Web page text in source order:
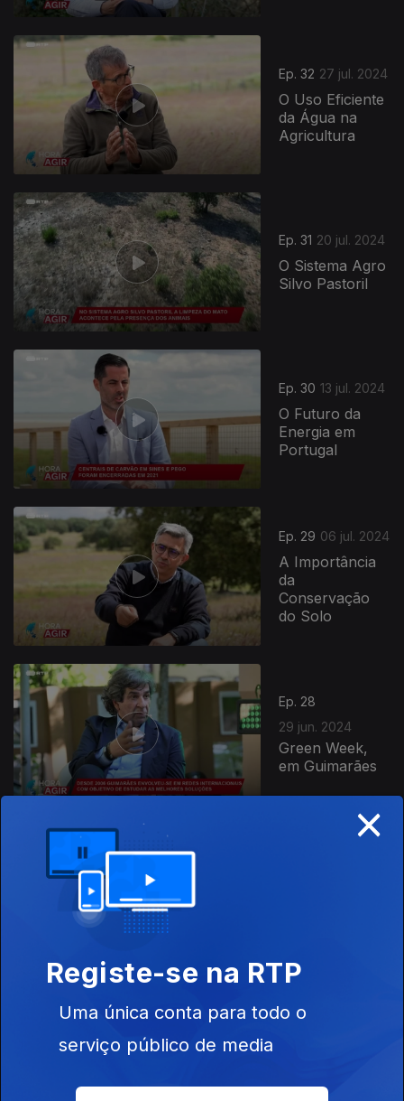
Ep. 32 27 jul. 2024
O Uso Eficiente
da Água na
Agricultura
Ep. 31 20 jul. 2024
O Sistema Agro
Silvo Pastoril
Ep. 30 13 jul. 2024
O Futuro da
Energia em
Portugal
Ep. 29 06 jul. 2024
A Importância
da
Conservação
do Solo
Ep. 28
29 jun. 2024
Green Week,
em Guimarães
Ep. 26
climate summit
das Cidades"
×
Registe-se na RTP
Uma única conta para todo o
serviço público de media